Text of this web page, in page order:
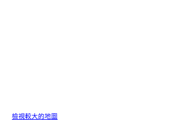
檢視較大的地圖